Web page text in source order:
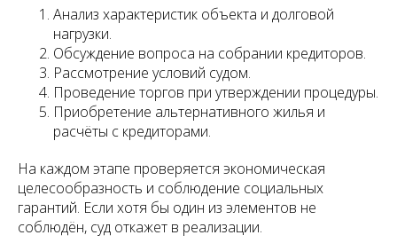
Анализ характеристик объекта и долговой
нагрузки.
Обсуждение вопроса на собрании кредиторов.
Рассмотрение условий судом.
Проведение торгов при утверждении процедуры.
Приобретение альтернативного жилья и
расчёты с кредиторами.
На каждом этапе проверяется экономическая
целесообразность и соблюдение социальных
гарантий. Если хотя бы один из элементов не
соблюдён, суд откажет в реализации.